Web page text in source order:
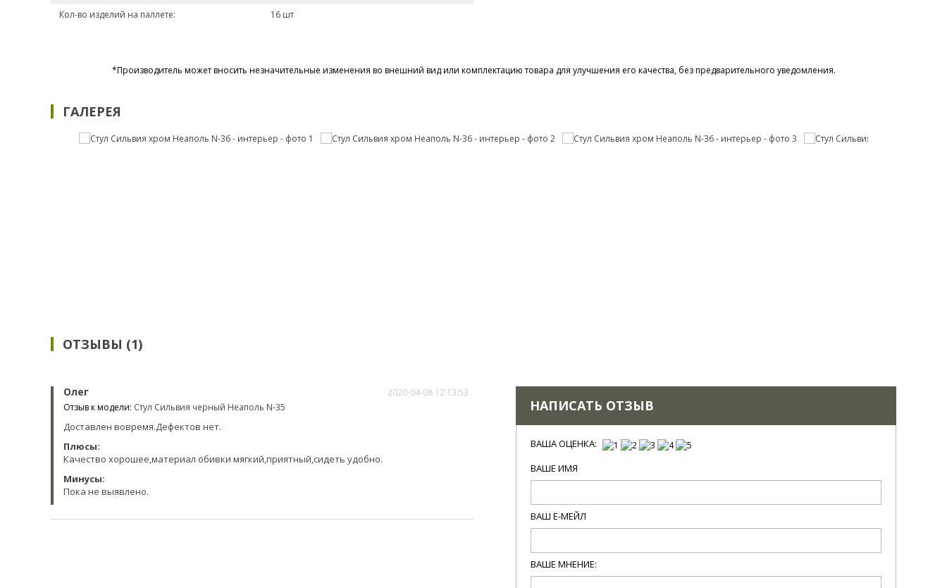
Кол-во изделий на паллете:
16 шт
*Производитель может вносить незначительные изменения во внешний вид или комплектацию товара для улучшения его качества, без предварительного уведомления.
ГАЛЕРЕЯ
ОТЗЫВЫ (1)
НАПИСАТЬ ОТЗЫВ
ВАША ОЦЕНКА:
ВАШЕ ИМЯ
ВАШ Е-МЕЙЛ
ВАШЕ МНЕНИЕ:
Олег
2020-04-08 12:13:53
Отзыв к модели: Стул Сильвия черный Неаполь N-35
Доставлен вовремя.Дефектов нет.
Плюсы:
Качество хорошее,материал обивки мягкий,приятный,сидеть удобно.
Минусы:
Пока не выявлено.